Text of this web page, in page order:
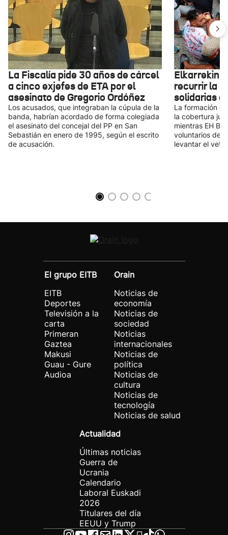
La Fiscalía pide 30 años de cárcel
a cinco exjefes de ETA por el
asesinato de Gregorio Ordóñez
Los acusados, que integraban la cúpula de la
banda, habrían acordado de forma colegiada
el asesinato del concejal del PP en San
Sebastián en enero de 1995, según el escrito
de acusación.
Elkarrekin
recurrir la
solidarias
La formación
la cobertura
mientras EH
voluntarios de
levantar el veto.
El grupo EITB
EITB
Deportes
Televisión a la
carta
Primeran
Gaztea
Makusi
Guau - Gure
Audioa
Orain
Noticias de
economía
Noticias de
sociedad
Noticias
internacionales
Noticias de
política
Noticias de
cultura
Noticias de
tecnología
Noticias de salud
Actualidad
Últimas noticias
Guerra de
Ucrania
Calendario
Laboral Euskadi
2026
Titulares del día
EEUU y Trump